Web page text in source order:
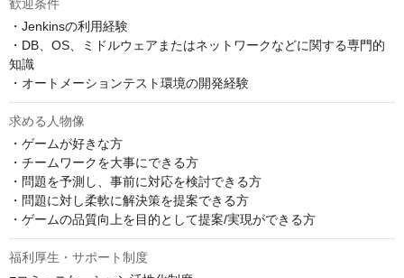
歓迎条件
・Jenkinsの利用経験
・DB、OS、ミドルウェアまたはネットワークなどに関する専門的
知識
・オートメーションテスト環境の開発経験
求める人物像
・ゲームが好きな方
・チームワークを大事にできる方
・問題を予測し、事前に対応を検討できる方
・問題に対し柔軟に解決策を提案できる方
・ゲームの品質向上を目的として提案/実現ができる方
福利厚生・サポート制度